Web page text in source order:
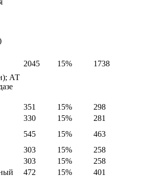
АТ
2045 15% 1738
351 15%
298
330 15%
281
545 15%
463
303 15%
258
303 15%
258
472 15%
401